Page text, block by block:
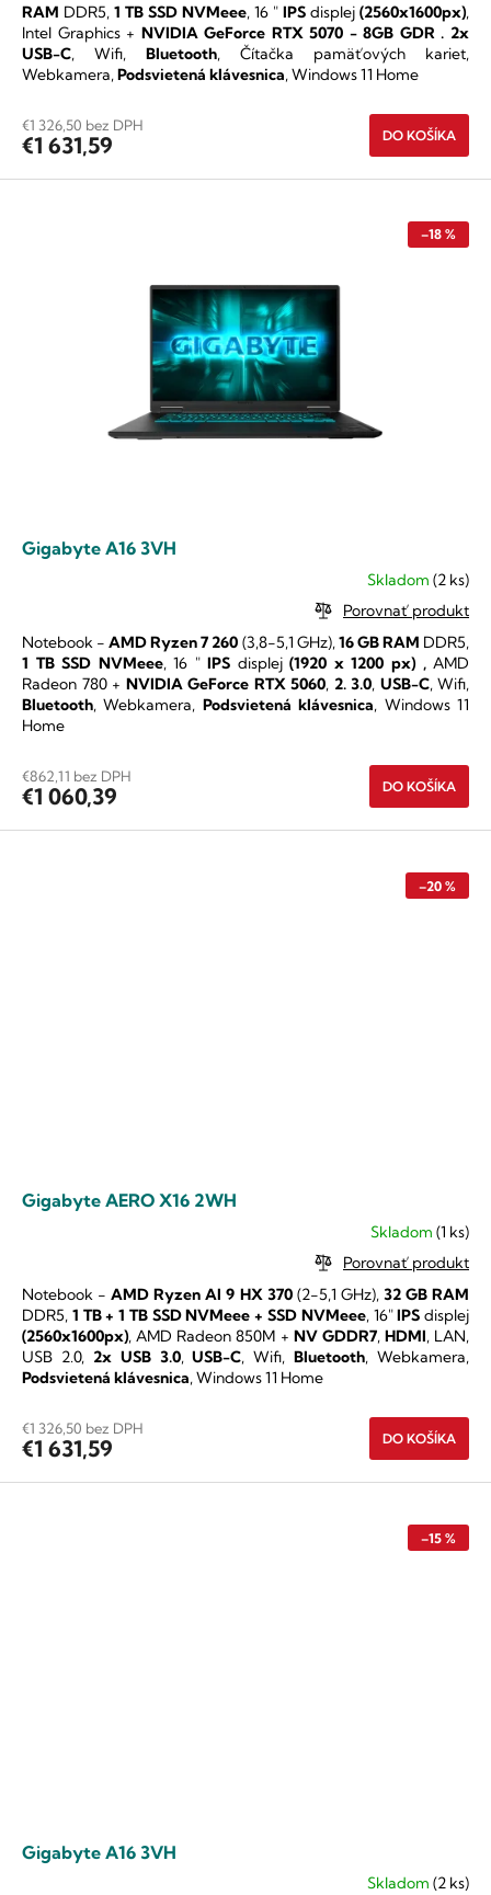
5,0
z
5
hviezdičiek.
€1 326,50 bez DPH
€1 631,59 DO KOŠÍKA
RAM DDR5, 1 TB SSD NVMeee, 16 " IPS displej (2560x1600px),
Intel Graphics + NVIDIA GeForce RTX 5070 - 8GB GDR . 2x
USB-C, Wifi, Bluetooth, Čítačka pamäťových kariet,
Webkamera,Podsvietená klávesnica, Windows 11 Home
–18 %
Gigabyte A16 3VH
je
5,0
z
5
hviezdičiek.
Skladom(2 ks)
Porovnať produkt
€862,11 bez DPH
€1 060,39 DO KOŠÍKA
Notebook -AMD Ryzen 7 260 (3,8-5,1 GHz),16 GB RAM DDR5,
1 TB SSD NVMeee,16 "IPS displej(1920 x 1200 px) , AMD
Radeon 780 + NVIDIA GeForce RTX 5060, 2. 3.0, USB-C, Wifi,
Bluetooth, Webkamera, Podsvietená klávesnica, Windows 11
Home
–20 %
Gigabyte AERO X16 2WH
je
5,0
z
5
hviezdičiek.
Skladom(1 ks)
Porovnať produkt
€1 326,50 bez DPH
€1 631,59 DO KOŠÍKA
Notebook -AMD Ryzen AI 9 HX 370(2-5,1 GHz), 32 GB RAM
DDR5, 1 TB + 1 TB SSD NVMeee + SSD NVMeee, 16"IPS displej
(2560x1600px),AMD Radeon 850M + NV GDDR7, HDMI, LAN,
USB 2.0, 2x USB 3.0,USB-C, Wifi,Bluetooth, Webkamera,
Podsvietená klávesnica, Windows 11 Home
–15 %
Gigabyte A16 3VH
Skladom(2 ks)